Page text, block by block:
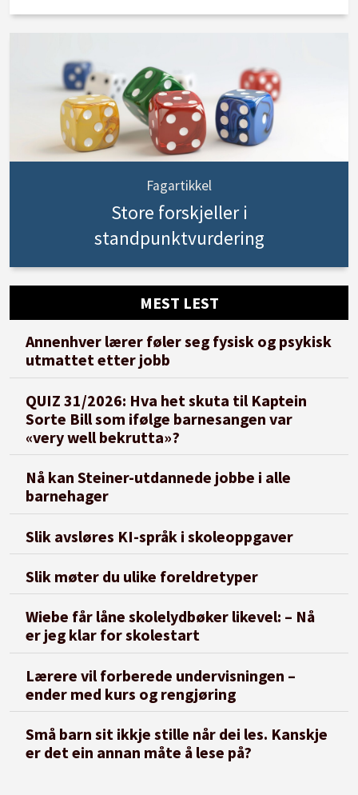
Fagartikkel
Store forskjeller i
standpunktvurdering
MEST LEST
Annenhver lærer føler seg fysisk og psykisk
utmattet etter jobb
QUIZ 31/2026: Hva het skuta til Kaptein
Sorte Bill som ifølge barnesangen var
«very well bekrutta»?
Nå kan Steiner-utdannede jobbe i alle
barnehager
Slik avsløres KI-språk i skoleoppgaver
Slik møter du ulike foreldretyper
Wiebe får låne skolelydbøker likevel: – Nå
er jeg klar for skolestart
Lærere vil forberede undervisningen –
ender med kurs og rengjøring
Små barn sit ikkje stille når dei les. Kanskje
er det ein annan måte å lese på?